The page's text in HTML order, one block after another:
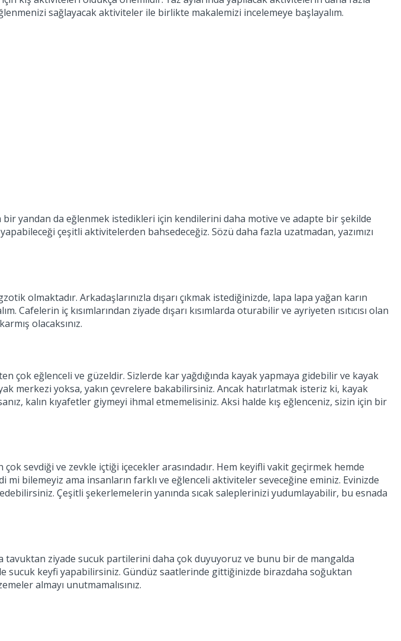
sağlayacak aktiviteler ile birlikte makalemizi incelemeye başlayalım.
yandan da eğlenmek istedikleri için kendilerini daha motive ve adapte bir şekilde
çeşitli aktivitelerden bahsedeceğiz. Sözü daha fazla uzatmadan, yazımızı
olmaktadır. Arkadaşlarınızla dışarı çıkmak istediğinizde, lapa lapa yağan karın
iç kısımlarından ziyade dışarı kısımlarda oturabilir ve ayriyeten ısıtıcısı olan
olacaksınız.
çok eğlenceli ve güzeldir. Sizlerde kar yağdığında kayak yapmaya gidebilir ve kayak
merkezi yoksa, yakın çevrelere bakabilirsiniz. Ancak hatırlatmak isteriz ki, kayak
kalın kıyafetler giymeyi ihmal etmemelisiniz. Aksi halde kış eğlenceniz, sizin için bir
sevdiği ve zevkle içtiği içecekler arasındadır. Hem keyifli vakit geçirmek hemde
bilemeyiz ama insanların farklı ve eğlenceli aktiviteler seveceğine eminiz. Evinizde
Çeşitli şekerlemelerin yanında sıcak saleplerinizi yudumlayabilir, bu esnada
tavuktan ziyade sucuk partilerini daha çok duyuyoruz ve bunu bir de mangalda
sucuk keyfi yapabilirsiniz. Gündüz saatlerinde gittiğinizde birazdaha soğuktan
almayı unutmamalısınız.